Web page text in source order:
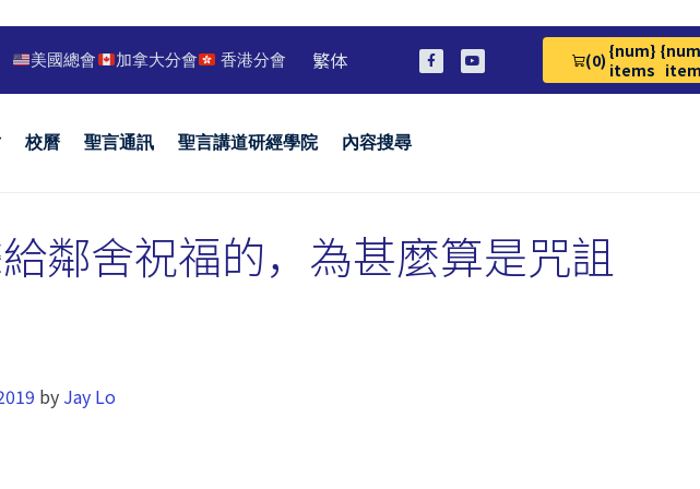
美國總會 加拿大分會 香港分會 繁体 (0)
View Cart 0
{num}
items
校曆 聖言通訊 聖言講道研經學院 內容搜尋
鄰舍祝福的，為甚麼算是咒詛
by Jay Lo